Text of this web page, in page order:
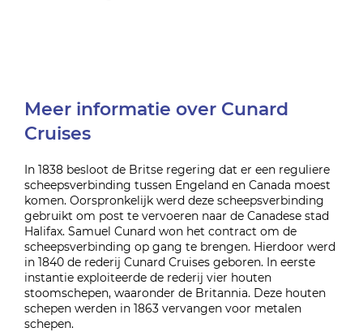
Meer informatie over Cunard
Cruises
In 1838 besloot de Britse regering dat er een reguliere
scheepsverbinding tussen Engeland en Canada moest
komen. Oorspronkelijk werd deze scheepsverbinding
gebruikt om post te vervoeren naar de Canadese stad
Halifax. Samuel Cunard won het contract om de
scheepsverbinding op gang te brengen. Hierdoor werd
in 1840 de rederij Cunard Cruises geboren. In eerste
instantie exploiteerde de rederij vier houten
stoomschepen, waaronder de Britannia. Deze houten
schepen werden in 1863 vervangen voor metalen
schepen.